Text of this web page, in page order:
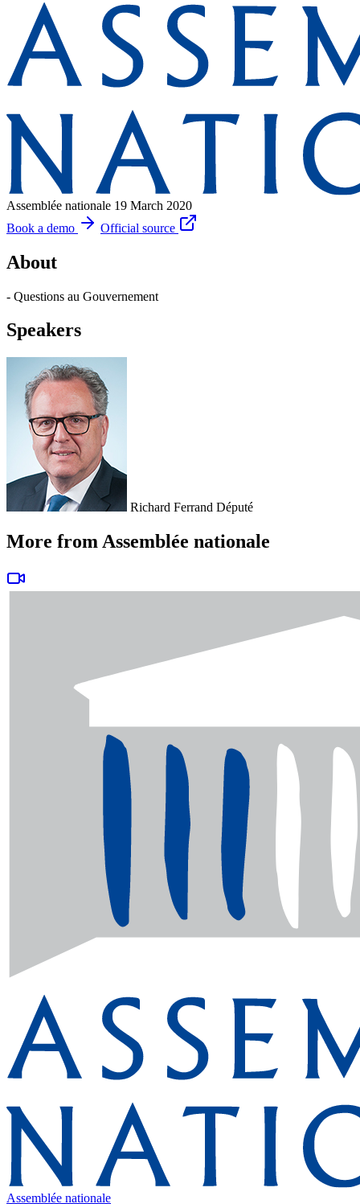
Assemblée nationale 19 March 2020
Book a demo
Official source
About
- Questions au Gouvernement
Speakers
Richard Ferrand Député
More from Assemblée nationale
Assemblée nationale